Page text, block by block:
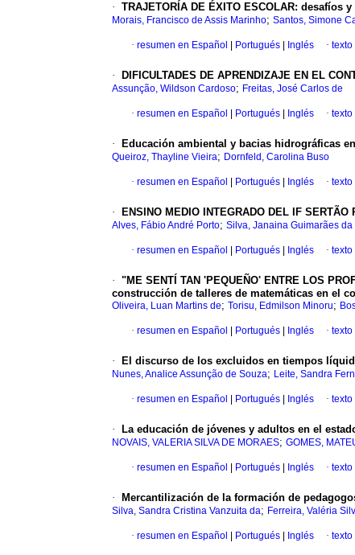
· TRAJETORÍA DE ÉXITO ESCOLAR: desafíos
Morais, Francisco de Assis Marinho; Santos, Simone
· resumen en Español Portugués Inglés · texto
· DIFICULTADES DE APRENDIZAJE EN EL
Assunção, Wildson Cardoso; Freitas, José Carlos de
· resumen en Español Portugués Inglés · texto
· Educación ambiental y bacias hidrográficas
Queiroz, Thayline Vieira; Dornfeld, Carolina Buso
· resumen en Español Portugués Inglés · texto
· ENSINO MEDIO INTEGRADO DEL IF
Alves, Fábio André Porto; Silva, Janaina Guimarães da
· resumen en Español Portugués Inglés · texto
· "ME SENTÍ TAN 'PEQUEÑO' ENTRE LOS
construcción de talleres de matemáticas en el
Oliveira, Luan Martins de; Torisu, Edmilson Minoru;
· resumen en Español Portugués Inglés · texto
· El discurso de los excluidos en tiempos
Nunes, Analice Assunção de Souza; Leite, Sandra
· resumen en Español Portugués Inglés · texto
· La educación de jóvenes y adultos en el
NOVAIS, VALERIA SILVA DE MORAES; GOMES,
· resumen en Español Portugués Inglés · texto
· Mercantilización de la formación de
Silva, Sandra Cristina Vanzuita da; Ferreira, Valéria
· resumen en Español Portugués Inglés · texto